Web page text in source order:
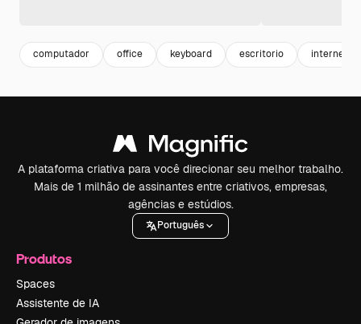
computador office keyboard escritorio internet
A plataforma criativa para você direcionar seu melhor trabalho.
Mais de 1 milhão de assinantes entre criativos, empresas,
agências e estúdios.
Português
Produtos
Spaces
Assistente de IA